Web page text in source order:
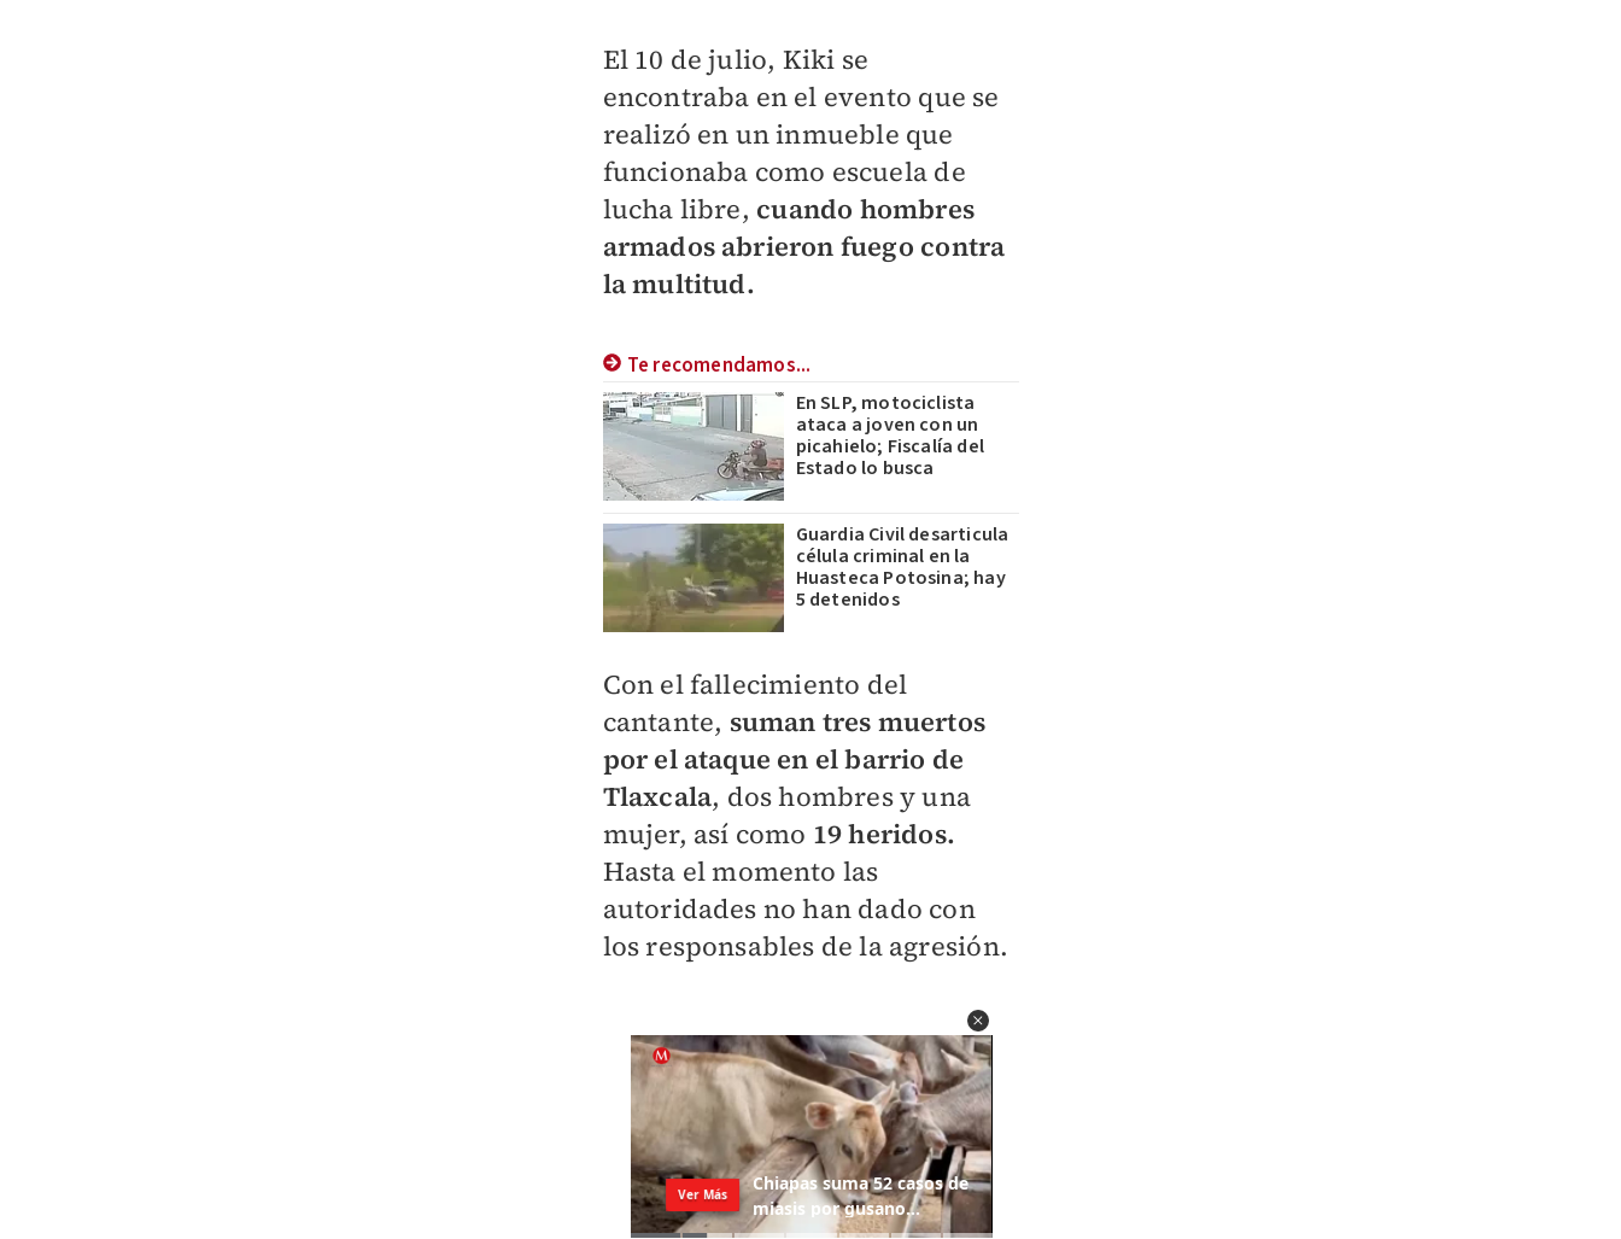
El 10 de julio, Kiki se
encontraba en el evento que se
realizó en un inmueble que
funcionaba como escuela de
lucha libre, cuando hombres
armados abrieron fuego contra
la multitud.
Te recomendamos...
En SLP, motociclista
ataca a joven con un
picahielo; Fiscalía del
Estado lo busca
Guardia Civil desarticula
célula criminal en la
Huasteca Potosina; hay
5 detenidos
Con el fallecimiento del
cantante, suman tres muertos
por el ataque en el barrio de
Tlaxcala, dos hombres y una
mujer, así como 19 heridos.
Hasta el momento las
autoridades no han dado con
los responsables de la agresión.